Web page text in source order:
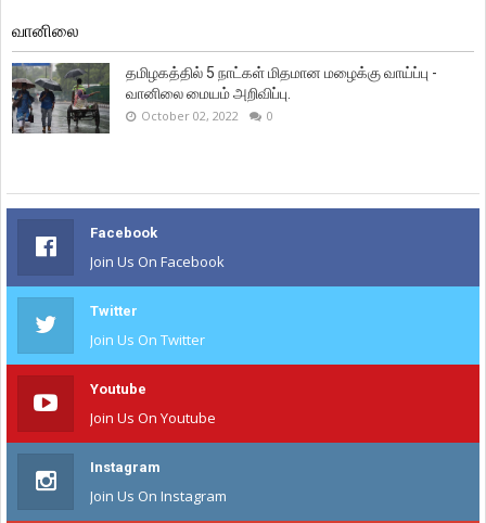
வானிலை
தமிழகத்தில் 5 நாட்கள் மிதமான மழைக்கு வாய்ப்பு -
வானிலை மையம் அறிவிப்பு.
October 02, 2022 0
Facebook
Join Us On Facebook
Twitter
Join Us On Twitter
Youtube
Join Us On Youtube
Instagram
Join Us On Instagram